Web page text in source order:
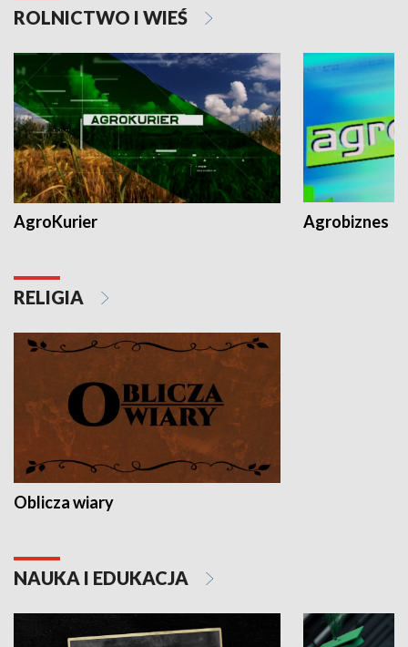
ROLNICTWO I WIEŚ
AgroKurier Agrobiznes
RELIGIA
Oblicza wiary
NAUKA I EDUKACJA